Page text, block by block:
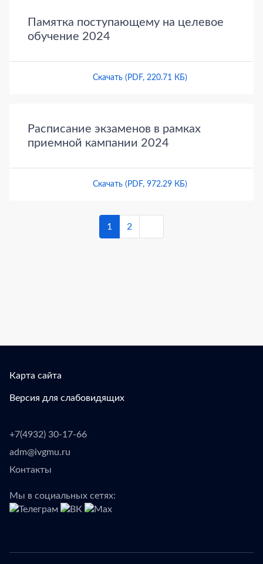
Памятка поступающему на целевое
обучение 2024
Скачать (PDF, 220.71 КБ)
Расписание экзаменов в рамках
приемной кампании 2024
Скачать (PDF, 972.29 КБ)
1 2
Карта сайта
Версия для слабовидящих
+7(4932) 30-17-66
adm@ivgmu.ru
Контакты
Мы в социальных сетях: